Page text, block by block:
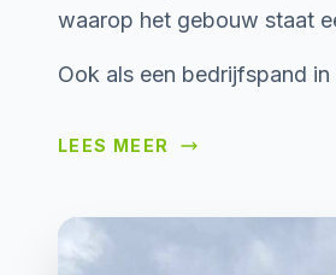
waarop het gebouw staat
Ook als een bedrijfspand
LEES MEER